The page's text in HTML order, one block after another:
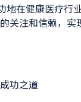
地在健康医疗行
关注和信赖，实
功之道